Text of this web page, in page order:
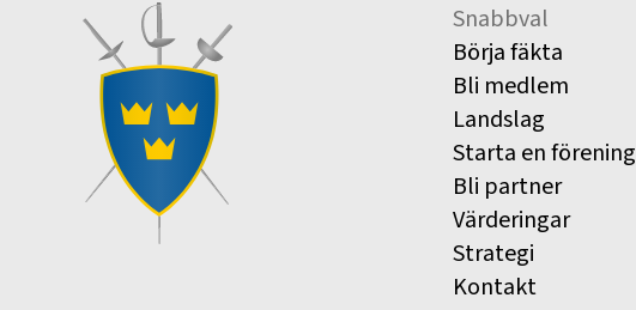
Snabbval
Börja fäkta
Bli medlem
Landslag
Starta en förening
Bli partner
Värderingar
Strategi
Kontakt